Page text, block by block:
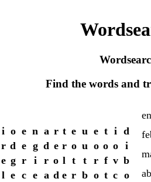
Find the words and
i o e n a r t e u e t i d
r d e g d e r o u o o o
i
e g r i r o l t t r f v b
l e c e a d e r b o t c o